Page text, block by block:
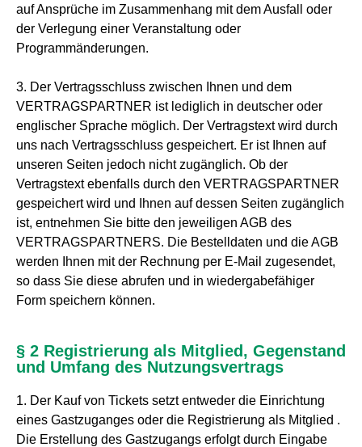
auf Ansprüche im Zusammenhang mit dem Ausfall oder
der Verlegung einer Veranstaltung oder
Programmänderungen.
3. Der Vertragsschluss zwischen Ihnen und dem
VERTRAGSPARTNER ist lediglich in deutscher oder
englischer Sprache möglich. Der Vertragstext wird durch
uns nach Vertragsschluss gespeichert. Er ist Ihnen auf
unseren Seiten jedoch nicht zugänglich. Ob der
Vertragstext ebenfalls durch den VERTRAGSPARTNER
gespeichert wird und Ihnen auf dessen Seiten zugänglich
ist, entnehmen Sie bitte den jeweiligen AGB des
VERTRAGSPARTNERS. Die Bestelldaten und die AGB
werden Ihnen mit der Rechnung per E-Mail zugesendet,
so dass Sie diese abrufen und in wiedergabefähiger
Form speichern können.
§ 2 Registrierung als Mitglied, Gegenstand
und Umfang des Nutzungsvertrags
1. Der Kauf von Tickets setzt entweder die Einrichtung
eines Gastzuganges oder die Registrierung als Mitglied .
Die Erstellung des Gastzugangs erfolgt durch Eingabe